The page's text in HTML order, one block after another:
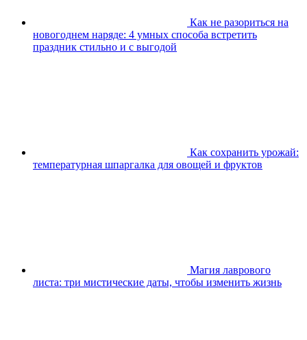
Как не разориться на
новогоднем наряде: 4 умных способа встретить
праздник стильно и с выгодой
Как сохранить урожай:
температурная шпаргалка для овощей и фруктов
Магия лаврового
листа: три мистические даты, чтобы изменить жизнь